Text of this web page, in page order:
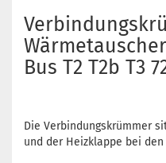
Bus T2 T2b T3
Die Verbindungskrümmer
und der Heizklappe bei den